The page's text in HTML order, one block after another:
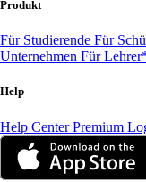
Produkt
Für Studierende Für
Unternehmen Für
Help
Help CenterPremium